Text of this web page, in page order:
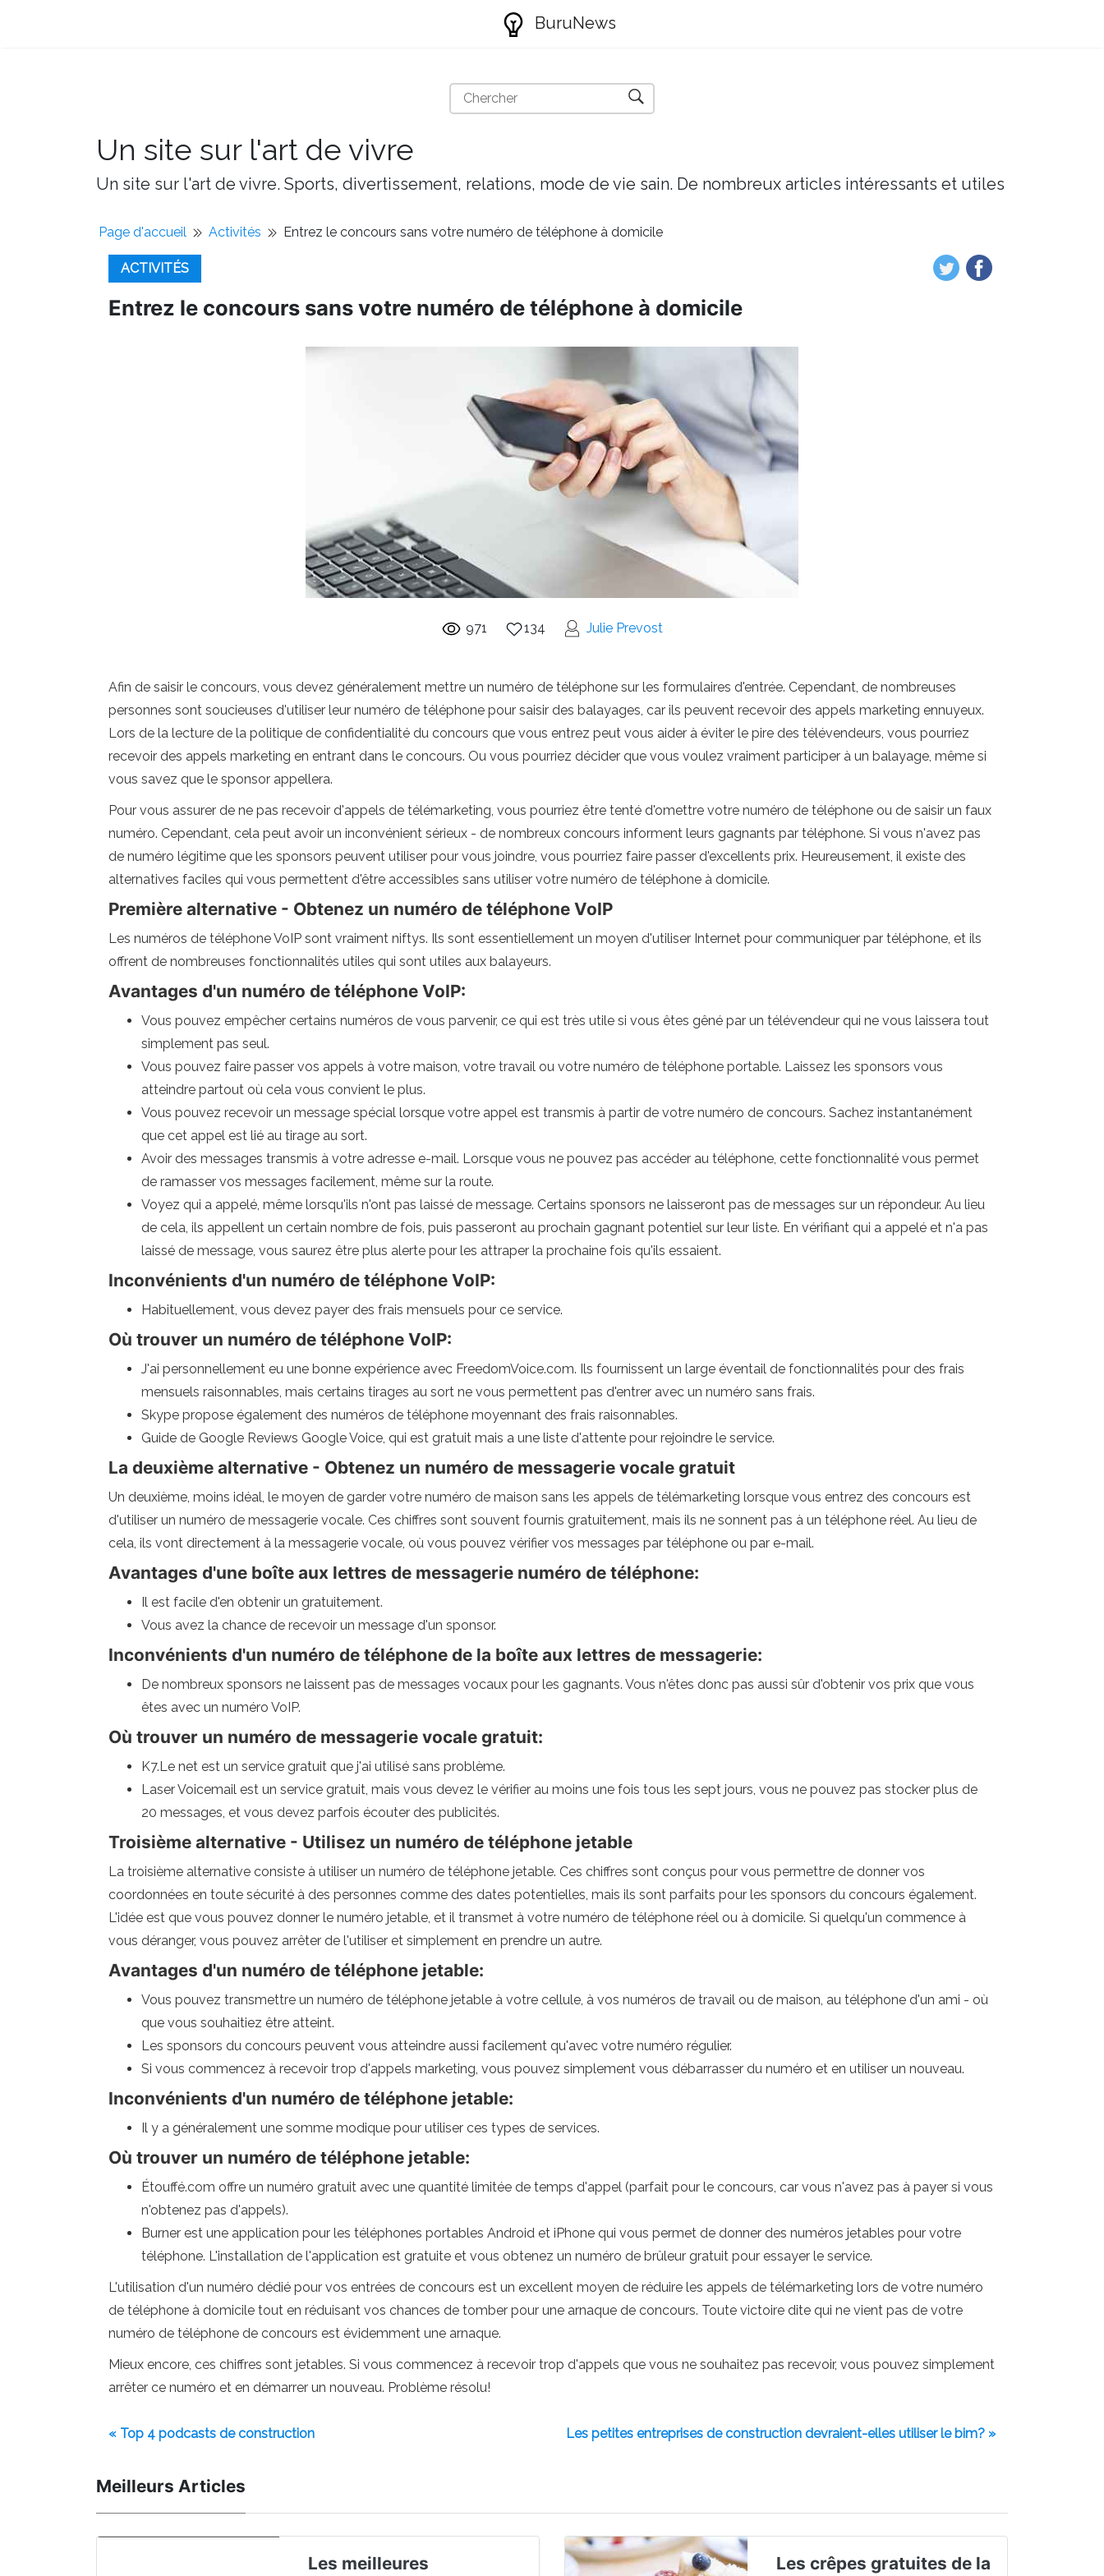
BuruNews
Un site sur l'art de vivre
Un site sur l'art de vivre. Sports, divertissement, relations, mode de vie sain. De nombreux articles intéressants et utiles
Page d'accueil Activités Entrez le concours sans votre numéro de téléphone à domicile
ACTIVITÉS
Entrez le concours sans votre numéro de téléphone à domicile
971 134 Julie Prevost
Afin de saisir le concours, vous devez généralement mettre un numéro de téléphone sur les formulaires d'entrée. Cependant, de nombreuses
personnes sont soucieuses d'utiliser leur numéro de téléphone pour saisir des balayages, car ils peuvent recevoir des appels marketing ennuyeux.
Lors de la lecture de la politique de confidentialité du concours que vous entrez peut vous aider à éviter le pire des télévendeurs, vous pourriez
recevoir des appels marketing en entrant dans le concours. Ou vous pourriez décider que vous voulez vraiment participer à un balayage, même si
vous savez que le sponsor appellera.
Pour vous assurer de ne pas recevoir d'appels de télémarketing, vous pourriez être tenté d'omettre votre numéro de téléphone ou de saisir un faux
numéro. Cependant, cela peut avoir un inconvénient sérieux - de nombreux concours informent leurs gagnants par téléphone. Si vous n'avez pas
de numéro légitime que les sponsors peuvent utiliser pour vous joindre, vous pourriez faire passer d'excellents prix. Heureusement, il existe des
alternatives faciles qui vous permettent d'être accessibles sans utiliser votre numéro de téléphone à domicile.
Première alternative - Obtenez un numéro de téléphone VoIP
Les numéros de téléphone VoIP sont vraiment niftys. Ils sont essentiellement un moyen d'utiliser Internet pour communiquer par téléphone, et ils
offrent de nombreuses fonctionnalités utiles qui sont utiles aux balayeurs.
Avantages d'un numéro de téléphone VoIP:
Vous pouvez empêcher certains numéros de vous parvenir, ce qui est très utile si vous êtes gêné par un télévendeur qui ne vous laissera tout
simplement pas seul.
Vous pouvez faire passer vos appels à votre maison, votre travail ou votre numéro de téléphone portable. Laissez les sponsors vous
atteindre partout où cela vous convient le plus.
Vous pouvez recevoir un message spécial lorsque votre appel est transmis à partir de votre numéro de concours. Sachez instantanément
que cet appel est lié au tirage au sort.
Avoir des messages transmis à votre adresse e-mail. Lorsque vous ne pouvez pas accéder au téléphone, cette fonctionnalité vous permet
de ramasser vos messages facilement, même sur la route.
Voyez qui a appelé, même lorsqu'ils n'ont pas laissé de message. Certains sponsors ne laisseront pas de messages sur un répondeur. Au lieu
de cela, ils appellent un certain nombre de fois, puis passeront au prochain gagnant potentiel sur leur liste. En vérifiant qui a appelé et n'a pas
laissé de message, vous saurez être plus alerte pour les attraper la prochaine fois qu'ils essaient.
Inconvénients d'un numéro de téléphone VoIP:
Habituellement, vous devez payer des frais mensuels pour ce service.
Où trouver un numéro de téléphone VoIP:
J'ai personnellement eu une bonne expérience avec FreedomVoice.com. Ils fournissent un large éventail de fonctionnalités pour des frais
mensuels raisonnables, mais certains tirages au sort ne vous permettent pas d'entrer avec un numéro sans frais.
Skype propose également des numéros de téléphone moyennant des frais raisonnables.
Guide de Google Reviews Google Voice, qui est gratuit mais a une liste d'attente pour rejoindre le service.
La deuxième alternative - Obtenez un numéro de messagerie vocale gratuit
Un deuxième, moins idéal, le moyen de garder votre numéro de maison sans les appels de télémarketing lorsque vous entrez des concours est
d'utiliser un numéro de messagerie vocale. Ces chiffres sont souvent fournis gratuitement, mais ils ne sonnent pas à un téléphone réel. Au lieu de
cela, ils vont directement à la messagerie vocale, où vous pouvez vérifier vos messages par téléphone ou par e-mail.
Avantages d'une boîte aux lettres de messagerie numéro de téléphone:
Il est facile d'en obtenir un gratuitement.
Vous avez la chance de recevoir un message d'un sponsor.
Inconvénients d'un numéro de téléphone de la boîte aux lettres de messagerie:
De nombreux sponsors ne laissent pas de messages vocaux pour les gagnants. Vous n'êtes donc pas aussi sûr d'obtenir vos prix que vous
êtes avec un numéro VoIP.
Où trouver un numéro de messagerie vocale gratuit:
K7.Le net est un service gratuit que j'ai utilisé sans problème.
Laser Voicemail est un service gratuit, mais vous devez le vérifier au moins une fois tous les sept jours, vous ne pouvez pas stocker plus de
20 messages, et vous devez parfois écouter des publicités.
Troisième alternative - Utilisez un numéro de téléphone jetable
La troisième alternative consiste à utiliser un numéro de téléphone jetable. Ces chiffres sont conçus pour vous permettre de donner vos
coordonnées en toute sécurité à des personnes comme des dates potentielles, mais ils sont parfaits pour les sponsors du concours également.
L'idée est que vous pouvez donner le numéro jetable, et il transmet à votre numéro de téléphone réel ou à domicile. Si quelqu'un commence à
vous déranger, vous pouvez arrêter de l'utiliser et simplement en prendre un autre.
Avantages d'un numéro de téléphone jetable:
Vous pouvez transmettre un numéro de téléphone jetable à votre cellule, à vos numéros de travail ou de maison, au téléphone d'un ami - où
que vous souhaitiez être atteint.
Les sponsors du concours peuvent vous atteindre aussi facilement qu'avec votre numéro régulier.
Si vous commencez à recevoir trop d'appels marketing, vous pouvez simplement vous débarrasser du numéro et en utiliser un nouveau.
Inconvénients d'un numéro de téléphone jetable:
Il y a généralement une somme modique pour utiliser ces types de services.
Où trouver un numéro de téléphone jetable:
Étouffé.com offre un numéro gratuit avec une quantité limitée de temps d'appel (parfait pour le concours, car vous n'avez pas à payer si vous
n'obtenez pas d'appels).
Burner est une application pour les téléphones portables Android et iPhone qui vous permet de donner des numéros jetables pour votre
téléphone. L'installation de l'application est gratuite et vous obtenez un numéro de brûleur gratuit pour essayer le service.
L'utilisation d'un numéro dédié pour vos entrées de concours est un excellent moyen de réduire les appels de télémarketing lors de votre numéro
de téléphone à domicile tout en réduisant vos chances de tomber pour une arnaque de concours. Toute victoire dite qui ne vient pas de votre
numéro de téléphone de concours est évidemment une arnaque.
Mieux encore, ces chiffres sont jetables. Si vous commencez à recevoir trop d'appels que vous ne souhaitez pas recevoir, vous pouvez simplement
arrêter ce numéro et en démarrer un nouveau. Problème résolu!
« Top 4 podcasts de construction Les petites entreprises de construction devraient-elles utiliser le bim? »
Meilleurs Articles
Les meilleures
Les crêpes gratuites de la